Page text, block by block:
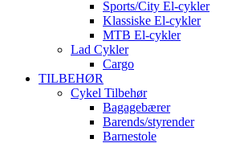
Sports/City El-cykler
Klassiske El-cykler
MTB El-cykler
Lad Cykler
Cargo
TILBEHØR
Cykel Tilbehør
Bagagebærer
Barends/styrender
Barnestole